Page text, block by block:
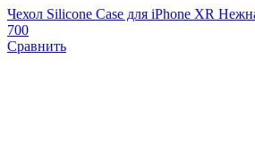
Чехол Silicone Case для iPhone XR
700
Сравнить